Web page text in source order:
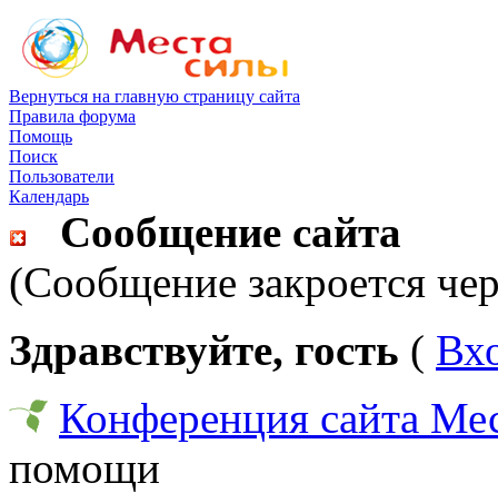
Вернуться на главную страницу сайта
Правила форума
Помощь
Поиск
Пользователи
Календарь
Сообщение сайта
(Сообщение закроется
Здравствуйте, гость (
Конференция сайта
помощи